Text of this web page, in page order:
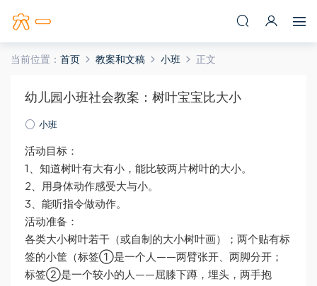
当前位置： 首页 教案和文稿 小班 正文
幼儿园小班社会教案：树叶宝宝比大小
小班
活动目标：
1、知道树叶有大有小，能比较两片树叶的大小。
2、用身体动作感受大与小。
3、能听指令做动作。
活动准备：
各类大小树叶若干（或自制的大小树叶画）；两个贴有标
签的小筐（标签①是一个人——两臂张开、两脚分开；
标签②是一个较小的人——屈膝下蹲，埋头，两手抱